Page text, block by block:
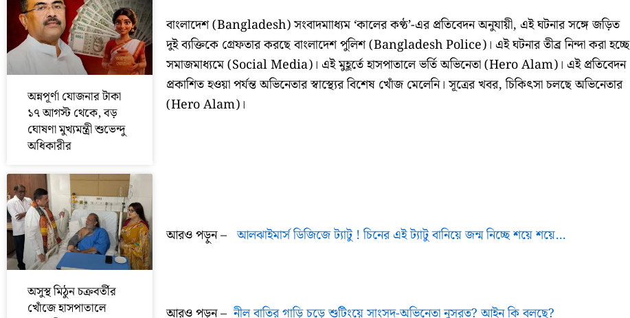
অন্নপূর্ণা যোজনার টাকা
১৭ আগস্ট থেকে, বড়
ঘোষণা মুখ্যমন্ত্রী শুভেন্দু
অধিকারীর
অসুস্থ মিঠুন চক্রবর্তীর
খোঁজে হাসপাতালে
বাংলাদেশ (Bangladesh) সংবাদমাাধ্যম ‘কালের কণ্ঠ’-এর প্রতিবেদন অনুযায়ী, এই ঘটনার সঙ্গে জড়িত
দুই ব্যক্তিকে গ্রেফতার করছে বাংলাদেশ পুলিশ (Bangladesh Police)। এই ঘটনার তীব্র নিন্দা করা হচ্ছে
সমাজমাধ্যমে (Social Media)। এই মুহূর্তে হাসপাতালে ভর্তি অভিনেতা (Hero Alam)। এই প্রতিবেদন
প্রকাশিত হওয়া পর্যন্ত অভিনেতার স্বাস্থ্যের বিশেষ খোঁজ মেলেনি। সূত্রের খবর, চিকিৎসা চলছে অভিনেতার
(Hero Alam)।
আরও পড়ুন –আলঝাইমার্স ডিজিজে ট্যাটু ! চিনের এই ট্যাটু বানিয়ে জন্ম নিচ্ছে শয়ে শয়ে…
আরও পড়ুন – নীল বাতির গাড়ি চড়ে শুটিংয়ে সাংসদ-অভিনেতা নুসরত? আইন কি বলছে?